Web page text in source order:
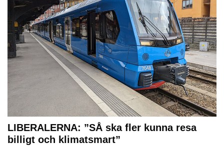
LIBERALERNA: ”SÅ ska fler kunna resa
billigt och klimatsmart”